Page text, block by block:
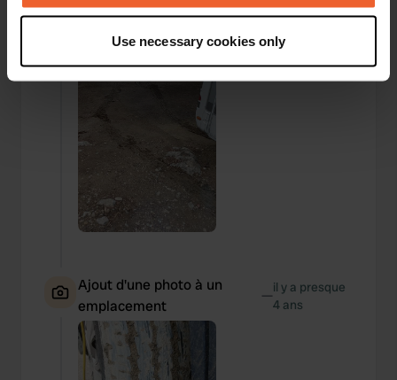
Collect information about your geographical location
which can be accurate to within several meters
Identify your device by actively scanning it for
specific characteristics (fingerprinting)
Find out more about how your personal data is processed
and set your preferences in the
We use cookies to personalise content and ads, to
provide social media features and to analyse our traffic.
may combine it with other information that you’ve
provided to them or that they’ve collected from your use
of their services.
Use necessary cookies only
Ajout d'une photo à un
emplacement
—il y a presque
4 ans